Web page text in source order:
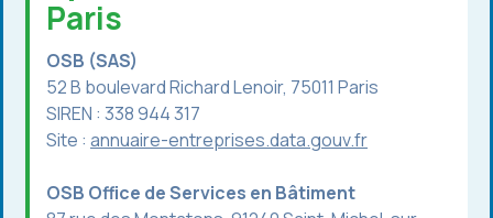
Paris
OSB (SAS)
52 B boulevard Richard Lenoir, 75011 Paris
SIREN : 338 944 317
Site : annuaire-entreprises.data.gouv.fr
OSB Office de Services en Bâtiment